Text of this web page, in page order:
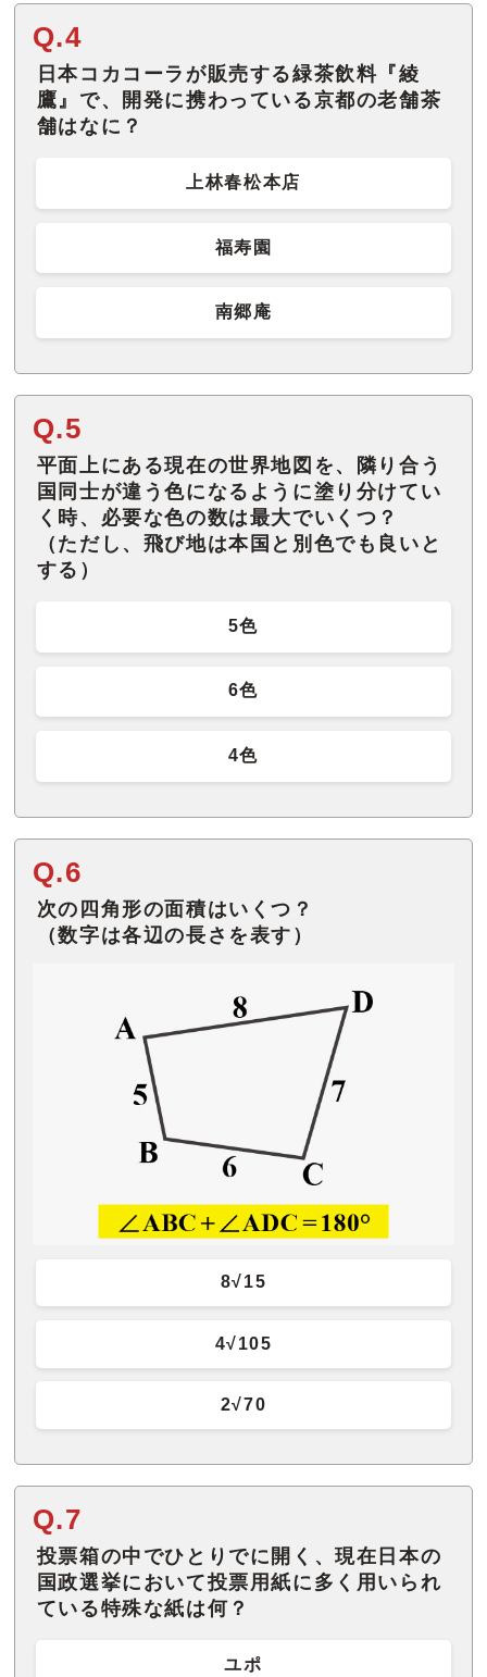
Q.4
日本コカコーラが販売する緑茶飲料『綾
鷹』で、開発に携わっている京都の老舗茶
舗はなに？
上林春松本店
福寿園
南郷庵
Q.5
平面上にある現在の世界地図を、隣り合う
国同士が違う色になるように塗り分けてい
く時、必要な色の数は最大でいくつ？
（ただし、飛び地は本国と別色でも良いと
する）
5色
6色
4色
Q.6
次の四角形の面積はいくつ？
（数字は各辺の長さを表す）
8√15
4√105
2√70
Q.7
投票箱の中でひとりでに開く、現在日本の
国政選挙において投票用紙に多く用いられ
ている特殊な紙は何？
ユポ